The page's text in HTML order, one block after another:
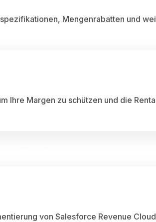
Mengenrabatten und
Ihre Margen zu schützen und die
von Salesforce Revenue